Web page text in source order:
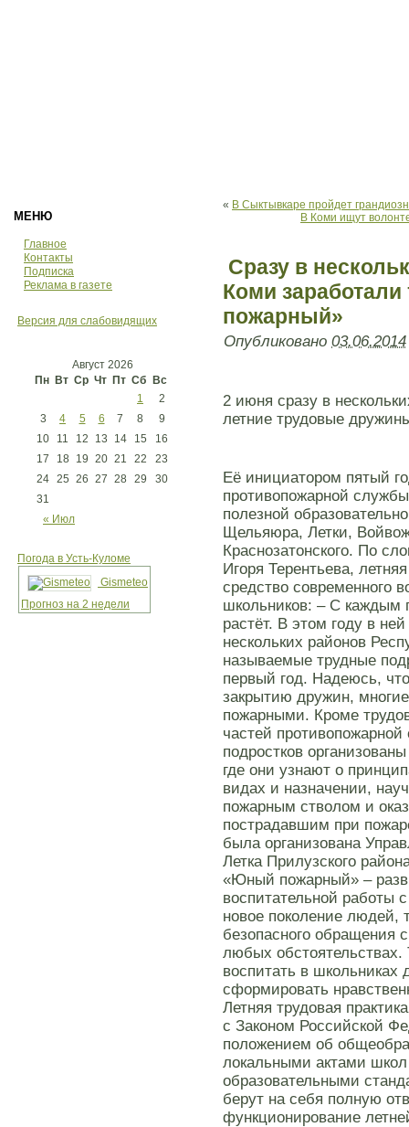
МЕНЮ
Главное
Контакты
Подписка
Реклама в газете
Версия для слабовидящих
Август 2026
Пн Вт Ср Чт Пт Сб Вс
« Июл
1
2
3
4 5 6 7 8
9
10
11 12 13 14 15
16
17
18 19 20 21 22
23
24 25 26 27 28 29
30
31
Погода в Усть-Куломе
Gismeteo
Прогноз на 2 недели
« В Сыктывкаре пройдет
В Коми ищут
Сразу в
Коми
пожарный»
Опубликовано 03.06.2014
2 июня сразу в
летние трудовые
Её инициатором пятый
противопожарной
полезной
Щельяюра, Летки,
Краснозатонского. По
Игоря Терентьева,
средство современного
школьников: – С каждым
растёт. В этом году в
нескольких районов
называемые трудные
первый год. Надеюсь,
закрытию дружин,
пожарными. Кроме
частей
подростков
где они узнают о
видах и назначении,
пожарным стволом и
пострадавшим при
была организована
Летка Прилузского
«Юный пожарный» –
воспитательной работы
новое поколение
безопасного обращения
любых
воспитать в школьниках
сформировать
Летняя трудовая
с Законом Российской
положением об
локальными актами
образовательными
берут на себя полную
функционирование